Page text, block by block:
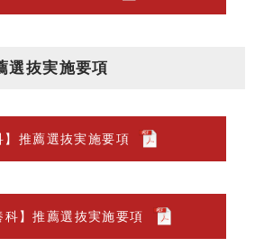
抜実施要項
】推薦選抜実施要項
科】推薦選抜実施要項